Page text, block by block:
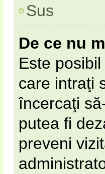
Sus
De ce nu
Este
care intraţi
încercaţi
putea fi
preveni